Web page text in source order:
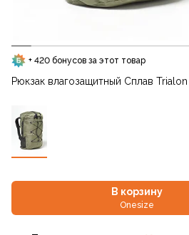
+ 420 бонусов за этот товар
Рюкзак влагозащитный Сплав
В корзину
Onesize